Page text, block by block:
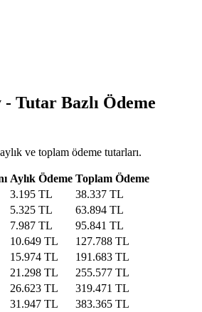
Tutar Bazlı Ödeme
ve toplam ödeme tutarları.
Aylık Ödeme Toplam Ödeme
3.195 TL 38.337 TL
5.325 TL 63.894 TL
7.987 TL 95.841 TL
10.649 TL 127.788 TL
15.974 TL 191.683 TL
21.298 TL 255.577 TL
26.623 TL 319.471 TL
31.947 TL 383.365 TL